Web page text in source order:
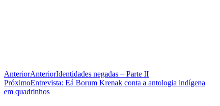
AnteriorAnteriorIdentidades negadas – Parte II
PróximoEntrevista: Eá Borum Krenak conta a antologia indígena
em quadrinhos